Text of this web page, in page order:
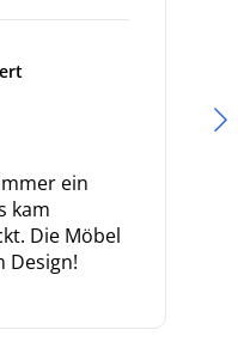
ein
kam
Die Möbel
Design!